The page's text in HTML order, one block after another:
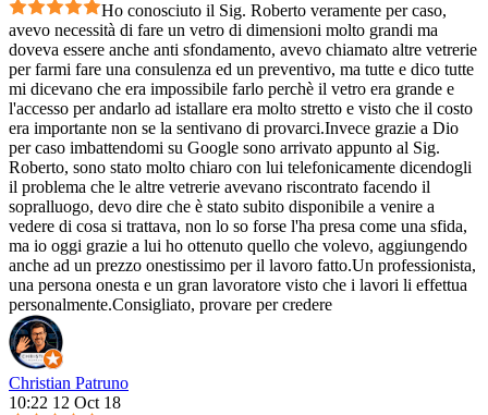
Ho conosciuto il Sig. Roberto veramente per caso,
avevo necessità di fare un vetro di dimensioni molto grandi ma
doveva essere anche anti sfondamento, avevo chiamato altre vetrerie
per farmi fare una consulenza ed un preventivo, ma tutte e dico tutte
mi dicevano che era impossibile farlo perchè il vetro era grande e
l'accesso per andarlo ad istallare era molto stretto e visto che il costo
era importante non se la sentivano di provarci.Invece grazie a Dio
per caso imbattendomi su Google sono arrivato appunto al Sig.
Roberto, sono stato molto chiaro con lui telefonicamente dicendogli
il problema che le altre vetrerie avevano riscontrato facendo il
sopralluogo, devo dire che è stato subito disponibile a venire a
vedere di cosa si trattava, non lo so forse l'ha presa come una sfida,
ma io oggi grazie a lui ho ottenuto quello che volevo, aggiungendo
anche ad un prezzo onestissimo per il lavoro fatto.Un professionista,
una persona onesta e un gran lavoratore visto che i lavori li effettua
personalmente.Consigliato, provare per credere
Christian Patruno
10:22 12 Oct 18